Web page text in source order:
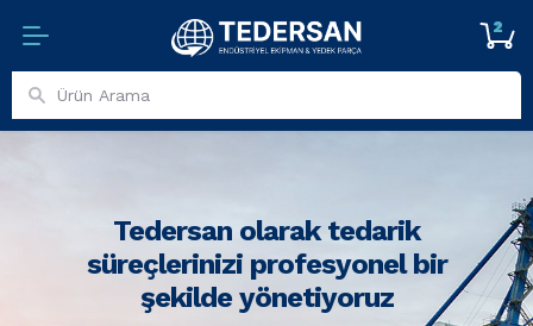
2
Tedersan olarak tedarik
süreçlerinizi profesyonel bir
şekilde yönetiyoruz